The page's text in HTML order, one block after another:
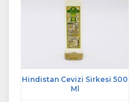
Hindistan Cevizi Sirkesi 500
Ml